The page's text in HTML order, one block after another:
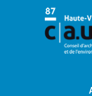
Panneau de gestion